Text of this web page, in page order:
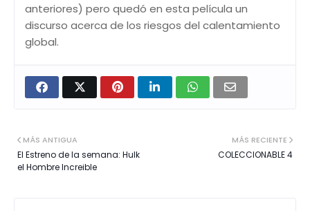
anteriores) pero quedó en esta película un
discurso acerca de los riesgos del calentamiento
global.
MÁS RECIENTE
COLECCIONABLE 4
MÁS ANTIGUA
El Estreno de la semana: Hulk
el Hombre Increible